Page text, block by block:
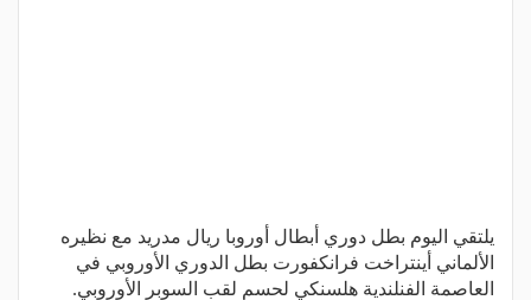
يلتقي اليوم بطل دوري أبطال أوروبا ريال مدريد مع نظيره
الألماني أينتراخت فرانكفورت بطل الدوري الأوروبي في
العاصمة الفنلندية هلسنكي لحسم لقب السوبر الأوروبي.